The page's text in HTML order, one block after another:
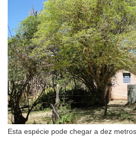
Esta espécie pode chegar a dez